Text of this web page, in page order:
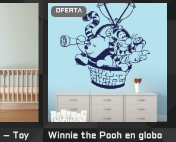
– Toy
OFERTA
Winnie the Pooh en globo